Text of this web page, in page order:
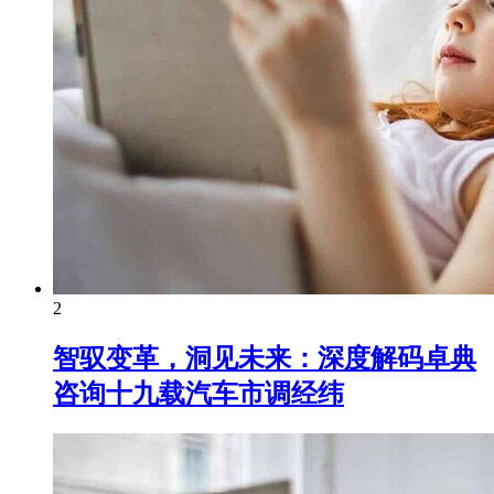
2
智驭变革，洞见未来：深度解码卓典
咨询十九载汽车市调经纬